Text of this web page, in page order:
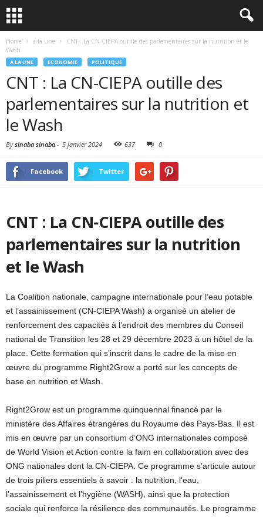
Home a la une
CNT : La CN-CIEPA outille des parlementaires sur la nutrition et le
Wash
A LA UNE ECONOMIE POLITIQUE
CNT : La CN-CIEPA outille des
parlementaires sur la nutrition et
le Wash
Bysinaba sinaba - 5 janvier 2024 637 0
Facebook Twitter
CNT : La CN-CIEPA outille des
parlementaires sur la nutrition
et le Wash
La Coalition nationale, campagne internationale pour l’eau potable
et l’assainissement (CN-CIEPA Wash) a organisé un atelier de
renforcement des capacités à l’endroit des membres du Conseil
national de Transition les 28 et 29 décembre 2023 à un hôtel de la
place. Cette formation qui s’inscrit dans le cadre de la mise en
œuvre du programme Right2Grow a porté sur les concepts de
base en nutrition et Wash.
Right2Grow est un programme quinquennal financé par le
ministère des Affaires étrangères du Royaume des Pays-Bas. Il est
mis en œuvre par un consortium d’ONG internationales composé
de World Vision et Action contre la faim en collaboration avec des
ONG nationales dont la CN-CIEPA. Ce programme s’articule autour
de trois piliers essentiels à savoir : la nutrition, l’eau,
l’assainissement et l’hygiène (WASH), ainsi que la protection
sociale qui renforce la résilience des communautés. Le programme